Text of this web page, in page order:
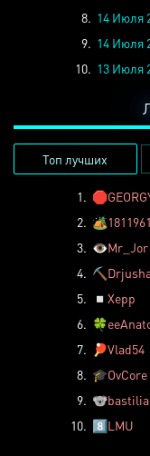
8. 14 Июля
9. 14 Июля
10. 13 Июля
Топ лучших
1. 🛑
2. 🏕️1811961
3. 👁️Mr_Jor
4. ⛏️
5.
◽ Xepp
6. 🍀
7.
🏓Vlad54
8. 🎓OvCore
9. 🐨bastilia
10. 8️⃣LMU